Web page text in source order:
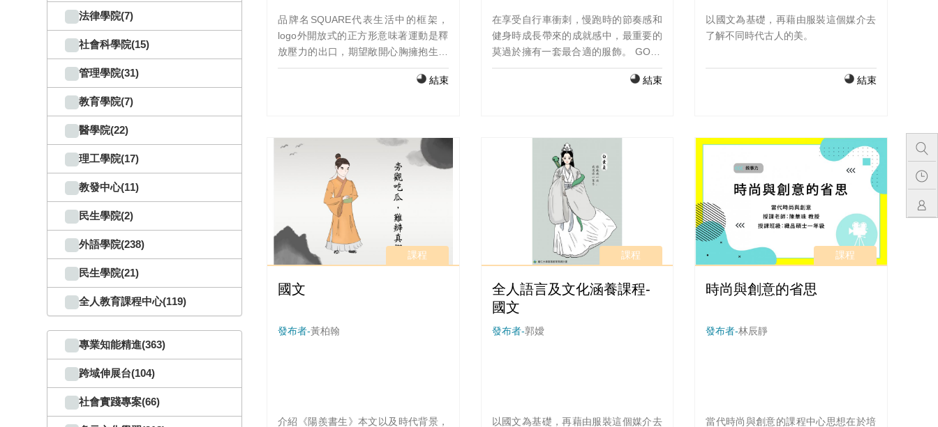
法律學院(7)
社會科學院(15)
管理學院(31)
教育學院(7)
醫學院(22)
理工學院(17)
教發中心(11)
民生學院(2)
外語學院(238)
民生學院(21)
全人教育課程中心(119)
專業知能精進(363)
跨域伸展台(104)
社會實踐專案(66)
品牌名SQUARE代表生活中的框架，
logo外開放式的正方形意味著運動是釋
放壓力的出口，期望敞開心胸擁抱生活
飾，享受舒適自在、不受侷限。Comfy
的花樣，為服裝整體增加些許輕鬆活潑
的感覺外，也讓消費者在運動中能以最
舒適的方式，展現屬於自己的魅力。
結束
在享受自行車衝刺，慢跑時的節奏感和
健身時成長帶來的成就感中，最重要的
莫過於擁有一套最合適的服飾。 GOAT
我們的衣服是他買過的衣服之中最好的
結束
以國文為基礎，再藉由服裝這個媒介去
了解不同時代古人的美。
結束
課程
國文
發布者-黃柏翰
介紹《陽羨書生》本文以及時代背景，
課程
全人語言及文化涵養課程-
國文
發布者-郭嬡
以國文為基礎，再藉由服裝這個媒介去
課程
時尚與創意的省思
發布者-林辰靜
當代時尚與創意的課程中心思想在於培